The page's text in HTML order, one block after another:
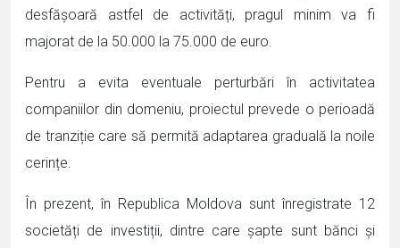
desfășoară astfel de activități, pragul minim va fi
majorat de la 50.000 la 75.000 de euro.
Pentru a evita eventuale perturbări în activitatea
companiilor din domeniu, proiectul prevede o perioadă
de tranziție care să permită adaptarea graduală la noile
cerințe.
În prezent, în Republica Moldova sunt înregistrate 12
societăți de investiții, dintre care șapte sunt bănci și